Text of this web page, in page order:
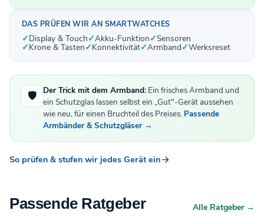
DAS PRÜFEN WIR AN SMARTWATCHES
Display & Touch Akku-Funktion Sensoren
Krone & Tasten Konnektivität Armband Werksreset
🛡️ Der Trick mit dem Armband: Ein frisches Armband und
ein Schutzglas lassen selbst ein „Gut"-Gerät aussehen
wie neu, für einen Bruchteil des Preises. Passende
Armbänder & Schutzgläser →
So prüfen & stufen wir jedes Gerät ein
Passende Ratgeber Alle Ratgeber →